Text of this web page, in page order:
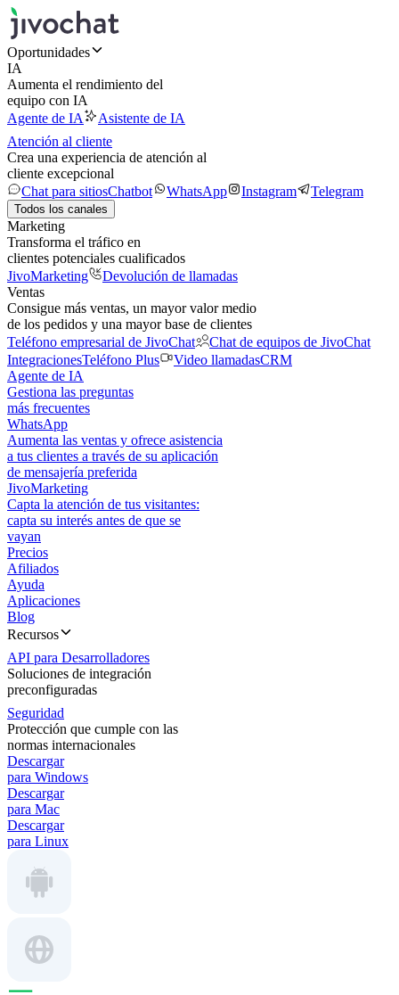
Oportunidades
IA
Aumenta el rendimiento del
equipo con IA
Agente de IA
Asistente de IA
Atención al cliente
Crea una experiencia de atención al
cliente excepcional
Chat para sitiosChatbot WhatsApp Instagram Telegram
Todos los canales
Marketing
Transforma el tráfico en
clientes potenciales cualificados
JivoMarketing
Devolución de llamadas
Ventas
Consigue más ventas, un mayor valor medio
de los pedidos y una mayor base de clientes
Teléfono empresarial de JivoChat
Chat de equipos de JivoChat
IntegracionesTeléfono Plus Video llamadasCRM
Agente de IA
Gestiona las preguntas
más frecuentes
WhatsApp
Aumenta las ventas y ofrece asistencia
a tus clientes a través de su aplicación
de mensajería preferida
JivoMarketing
Capta la atención de tus visitantes:
capta su interés antes de que se
vayan
Precios
Afiliados
Ayuda
Aplicaciones
Blog
Recursos
API para Desarrolladores
Soluciones de integración
preconfiguradas
Seguridad
Protección que cumple con las
normas internacionales
Descargar
para Windows
Descargar
para Mac
Descargar
para Linux